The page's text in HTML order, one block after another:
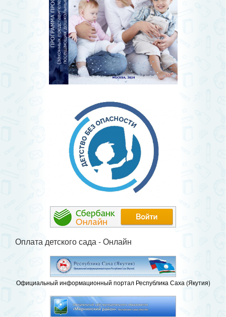
Оплата детского сада - Онлайн
Официальный информационный портал Республика Саха (Якутия)